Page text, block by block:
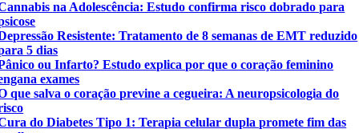
na Adolescência: Estudo confirma risco dobrado para
Resistente: Tratamento de 8 semanas de EMT reduzido
5 dias
ou Infarto? Estudo explica por que o coração feminino
exames
que salva o coração previne a cegueira: A neuropsicologia do
do Diabetes Tipo 1: Terapia celular dupla promete fim das